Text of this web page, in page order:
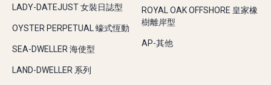
LADY-DATEJUST 女裝日誌型
OYSTER PERPETUAL 蠔式恆動
SEA-DWELLER 海使型
LAND-DWELLER 系列
ROYAL OAK OFFSHORE 皇家橡
樹離岸型
AP-其他